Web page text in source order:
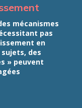
mécanismes
pas
en
des
» peuvent